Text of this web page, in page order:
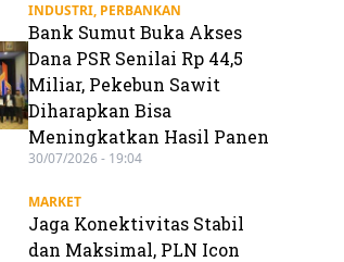
INDUSTRI, PERBANKAN
Bank Sumut Buka Akses
Dana PSR Senilai Rp 44,5
Miliar, Pekebun Sawit
Diharapkan Bisa
Meningkatkan Hasil Panen
30/07/2026 - 19:04
MARKET
Jaga Konektivitas Stabil
dan Maksimal, PLN Icon